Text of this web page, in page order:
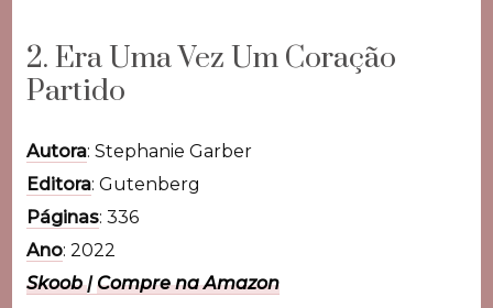
2. Era Uma Vez Um Coração
Partido
Autora: Stephanie Garber
Editora: Gutenberg
Páginas: 336
Ano: 2022
Skoob|Compre na Amazon